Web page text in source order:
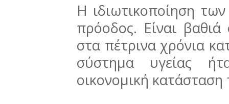
Η ιδιωτικοποίηση
πρόοδος. Είναι
στα πέτρινα χρόνια
σύστημα υγείας
οικονομική